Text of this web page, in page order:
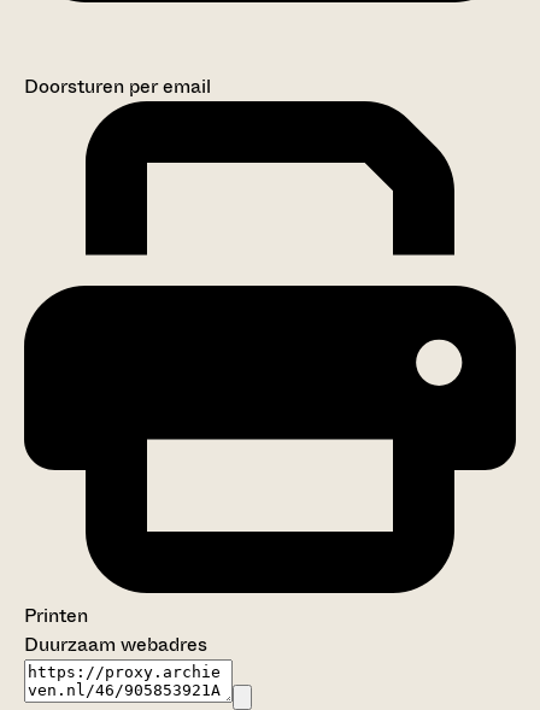
Doorsturen per email
Printen
Duurzaam webadres